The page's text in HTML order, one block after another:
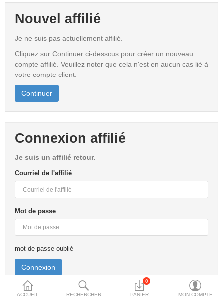
Instrument de mesure
Informatique
More Categories
Comparer
Liste de souhaits
(0)
Devise
ACCUEIL RECHERCHER
0
PANIER MON COMPTE
Nouvel affilié
Je ne suis pas actuellement affilié.
Cliquez sur Continuer ci-dessous pour créer un nouveau
compte affilié. Veuillez noter que cela n'est en aucun cas lié à
votre compte client.
Continuer
Connexion affilié
Je suis un affilié retour.
Courriel de l'affilié
Mot de passe
mot de passe oublié